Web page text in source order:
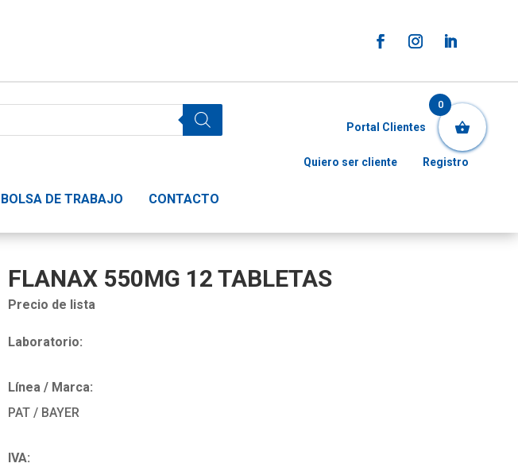
BOLSA DE TRABAJO CONTACTO
Portal Clientes
Quiero ser cliente Registro
FLANAX 550MG 12 TABLETAS
Precio de lista
Laboratorio:
Línea / Marca:
PAT / BAYER
IVA:
0